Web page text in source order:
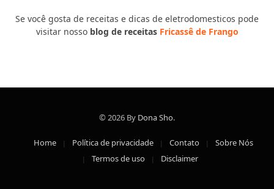
Se você gosta de receitas e dicas de eletrodomesticos pode
visitar nosso blog de receitas Fricassê de Frango
© 2026 By Dona Sho.
Home Política de privacidade Contato
Sobre Nós
Termos de uso
Disclaimer